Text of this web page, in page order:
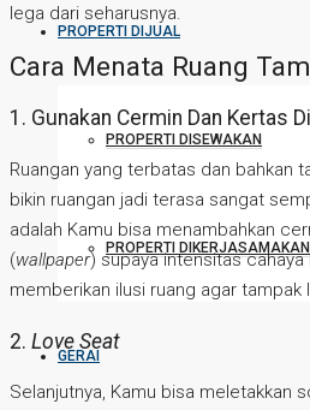
PROPERTI DIJUAL
PROPERTI DISEWAKAN
PROPERTI DIKERJASAMAKAN
GERAI
lega dari seharusnya.
Cara Menata Ruang
1. Gunakan Cermin Dan Kertas
Ruangan yang terbatas dan bahkan
bikin ruangan jadi terasa sangat
adalah Kamu bisa menambahkan
(wallpaper) supaya intensitas
memberikan ilusi ruang agar tampak
2. Love Seat
Selanjutnya, Kamu bisa meletakkan